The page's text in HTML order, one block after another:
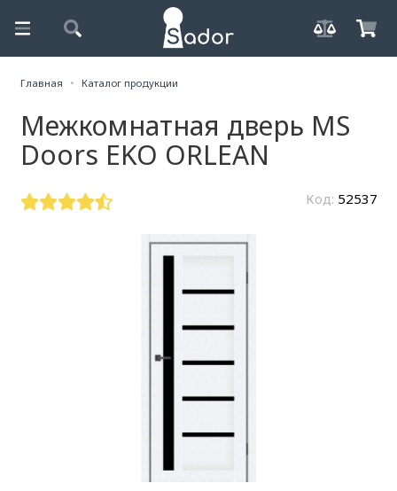
Главная Каталог продукции
Межкомнатная дверь MS
Doors EKO ORLEAN
Код: 52537